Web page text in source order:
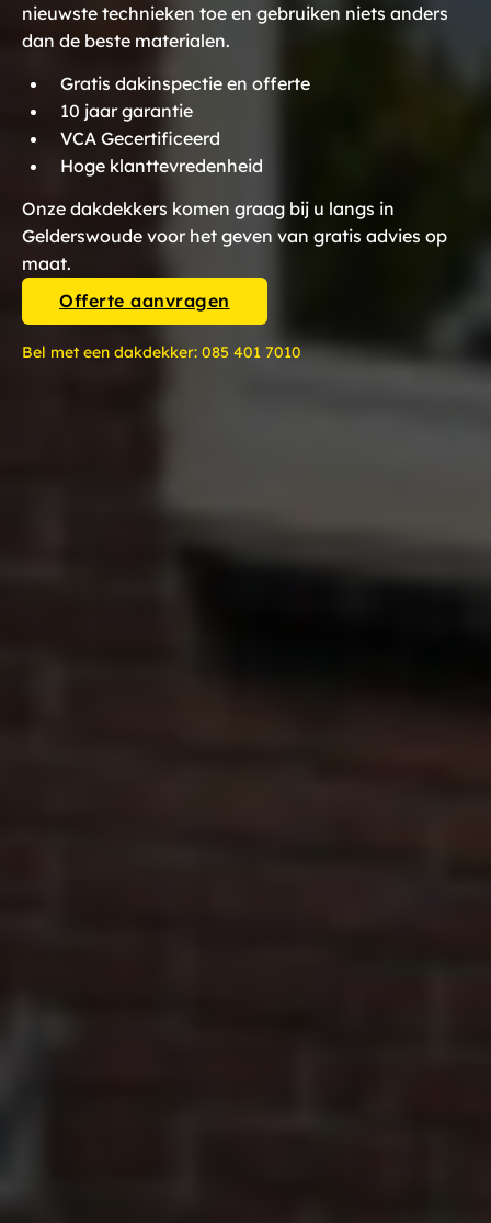
nieuwste technieken toe en gebruiken niets anders
dan de beste materialen.
Gratis dakinspectie en offerte
10 jaar garantie
VCA Gecertificeerd
Hoge klanttevredenheid
Onze dakdekkers komen graag bij u langs in
Gelderswoude voor het geven van gratis advies op
maat.
Offerte aanvragen
Bel met een dakdekker: 085 401 7010